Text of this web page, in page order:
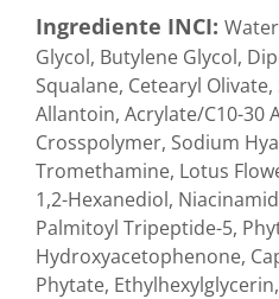
Pneumonie
Potenta
Prostatită
Reflux Gastro-Esofagian
Remineralizare
Retenție apă
Sindromul colonului iritabil
Sinuzită
Ingrediente INCI:
Glycol, Butylene Glycol,
Squalane, Cetearyl
Allantoin, Acrylate/C10-30
Crosspolymer, Sodium
Tromethamine, Lotus
1,2-Hexanediol,
Palmitoyl Tripeptide-5,
Hydroxyacetophenone,
Phytate,